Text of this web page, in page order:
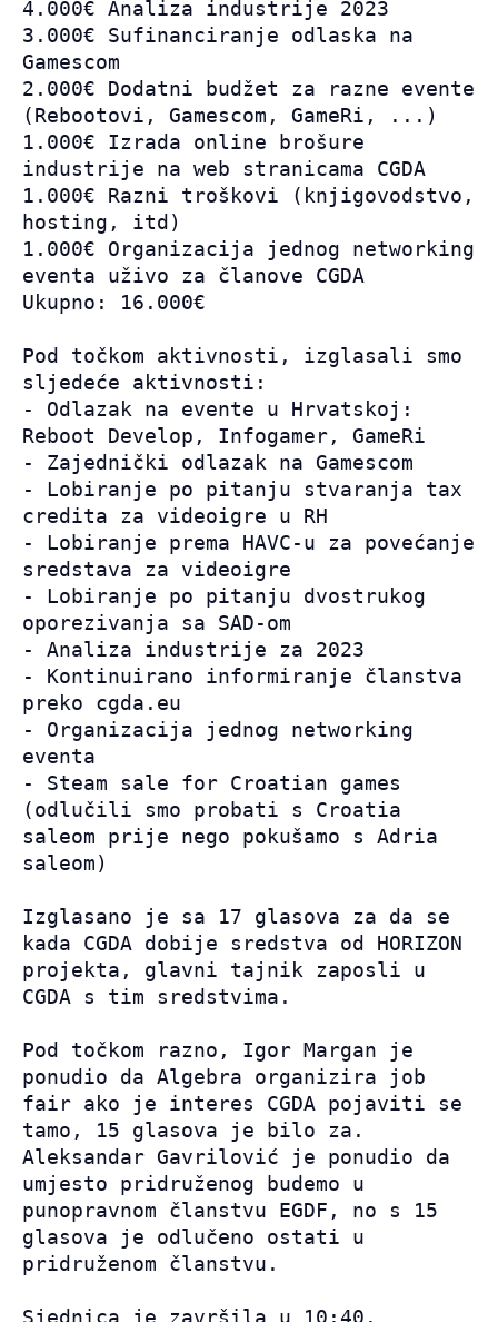
4.000€ Analiza industrije 2023
3.000€ Sufinanciranje odlaska na
Gamescom
2.000€ Dodatni budžet za razne evente
(Rebootovi, Gamescom, GameRi, ...)
1.000€ Izrada online brošure
industrije na web stranicama CGDA
1.000€ Razni troškovi (knjigovodstvo,
hosting, itd)
1.000€ Organizacija jednog networking
eventa uživo za članove CGDA
Ukupno: 16.000€
Pod točkom aktivnosti, izglasali smo
sljedeće aktivnosti:
- Odlazak na evente u Hrvatskoj:
Reboot Develop, Infogamer, GameRi
- Zajednički odlazak na Gamescom
- Lobiranje po pitanju stvaranja tax
credita za videoigre u RH
- Lobiranje prema HAVC-u za povećanje
sredstava za videoigre
- Lobiranje po pitanju dvostrukog
oporezivanja sa SAD-om
- Analiza industrije za 2023
- Kontinuirano informiranje članstva
preko cgda.eu
- Organizacija jednog networking
eventa
- Steam sale for Croatian games
(odlučili smo probati s Croatia
saleom prije nego pokušamo s Adria
saleom)
Izglasano je sa 17 glasova za da se
kada CGDA dobije sredstva od HORIZON
projekta, glavni tajnik zaposli u
CGDA s tim sredstvima.
Pod točkom razno, Igor Margan je
ponudio da Algebra organizira job
fair ako je interes CGDA pojaviti se
tamo, 15 glasova je bilo za.
Aleksandar Gavrilović je ponudio da
umjesto pridruženog budemo u
punopravnom članstvu EGDF, no s 15
glasova je odlučeno ostati u
pridruženom članstvu.
Sjednica je završila u 10:40.